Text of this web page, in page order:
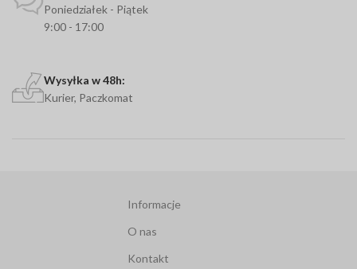
Poniedziałek - Piątek
9:00 - 17:00
Wysyłka w 48h:
Kurier, Paczkomat
Informacje
O nas
Kontakt